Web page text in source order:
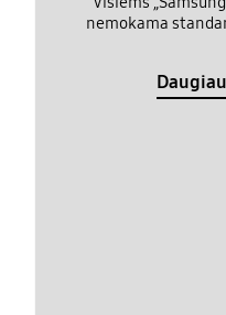
nemokama